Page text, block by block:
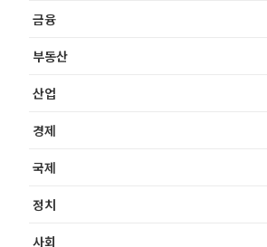
금융
부동산
산업
경제
국제
정치
사회